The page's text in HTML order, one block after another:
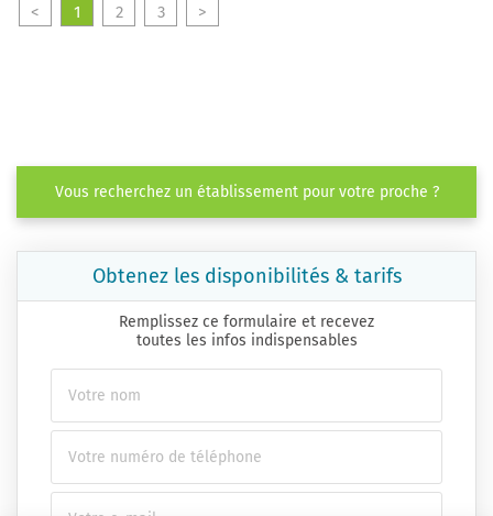
< 1 2 3 >
Vous recherchez un établissement pour votre proche ?
Obtenez les disponibilités & tarifs
Remplissez ce formulaire et recevez
toutes les infos indispensables